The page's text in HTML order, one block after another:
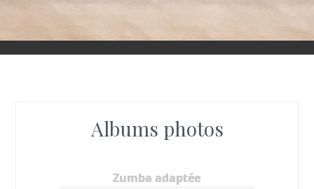
Albums photos
Zumba adaptée